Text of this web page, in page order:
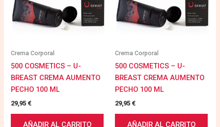
Crema Corporal
500 COSMETICS – U-
BREAST CREMA AUMENTO
PECHO 100 ML
29,95€
AÑADIR AL CARRITO
Crema Corporal
500 COSMETICS – U-
BREAST CREMA AUMENTO
PECHO 100 ML
29,95€
AÑADIR AL CARRITO